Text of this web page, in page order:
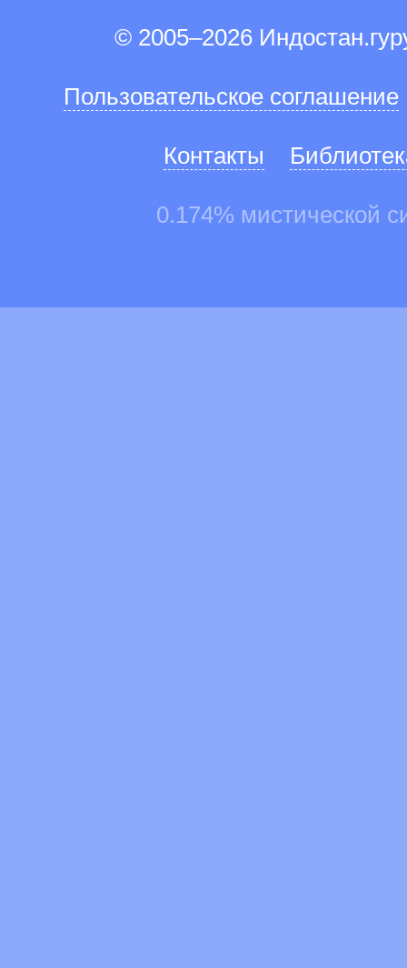
© 2005–2026
Пользовательское соглашение
Контакты
0.174% мистической